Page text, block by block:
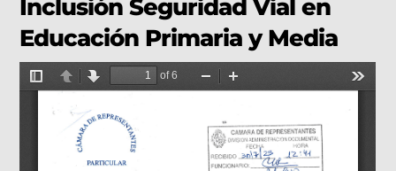
Inclusión Seguridad Vial en
Educación Primaria y Media